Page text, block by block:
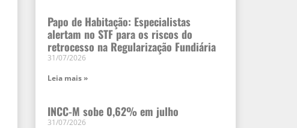
Papo de Habitação: Especialistas
alertam no STF para os riscos do
retrocesso na Regularização Fundiária
31/07/2026
Leia mais »
INCC-M sobe 0,62% em julho
31/07/2026